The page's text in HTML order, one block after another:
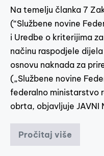
Na temelju članka 7
(“Službene novine
i Uredbe o kriterijima
načinu raspodjele
osnovu naknada za
(„Službene novine
federalno ministarstvo
obrta, objavljuje JAVNI
Pročitaj više